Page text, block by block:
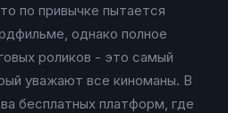
по привычке пытается
однако полное
роликов - это самый
уважают все киноманы. В
бесплатных платформ, где